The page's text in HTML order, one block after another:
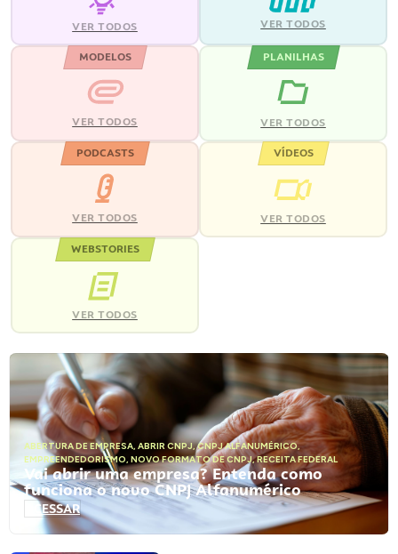
VER TODOS VER TODOS
MODELOS
VER TODOS
PLANILHAS
VER TODOS
PODCASTS
VER TODOS
VÍDEOS
VER TODOS
WEBSTORIES
VER TODOS
ABERTURA DE EMPRESA, ABRIR CNPJ,CNPJ ALFANUMÉRICO,
EMPREENDEDORISMO, NOVO FORMATO DE CNPJ,RECEITA FEDERAL
Vai abrir uma empresa? Entenda como
funciona o novo CNPJ Alfanumérico
ACESSAR